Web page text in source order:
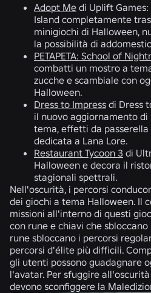
Adopt Me di Uplift
Island completamente
minigiochi di Halloween,
la possibilità di
PETAPETA: School of
combatti un mostro a
zucche e scambiale con
Halloween.
Dress to Impress di Dress
il nuovo aggiornamento
tema, effetti da passerella
dedicata a Lana Lore.
Restaurant Tycoon 3 di
Halloween e decora il
stagionali spettrali.
Nell'oscurità, i percorsi
dei giochi a tema Halloween. Il
missioni all'interno di questi
con rune e chiavi che
rune sbloccano i percorsi
percorsi d'élite più difficili.
gli utenti possono guadagnare
l'avatar. Per sfuggire
devono sconfiggere la